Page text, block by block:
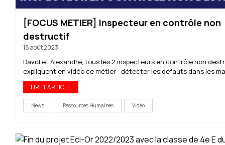
[FOCUS METIER] Inspecteur en contrôle non
destructif
18 août 2023
David et Alexandre, tous les 2 inspecteurs en contrôle non
expliquent en vidéo ce métier : détecter les défauts dans les
LIRE L'ARTICLE
News Ressources Humaines Vidéo